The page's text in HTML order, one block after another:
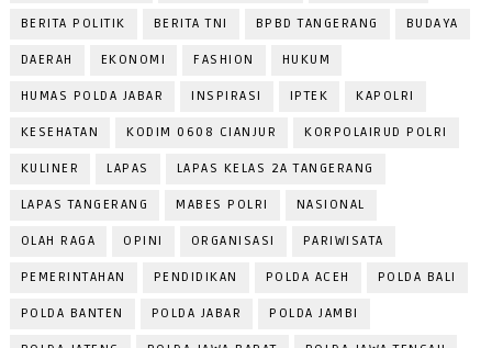
BERITA POLITIK BERITA TNI BPBD TANGERANG BUDAYA
DAERAH EKONOMI FASHION HUKUM
HUMAS POLDA JABAR INSPIRASI IPTEK KAPOLRI
KESEHATAN KODIM 0608 CIANJUR KORPOLAIRUD POLRI
KULINER LAPAS LAPAS KELAS 2A TANGERANG
LAPAS TANGERANG MABES POLRI NASIONAL
OLAH RAGA OPINI ORGANISASI PARIWISATA
PEMERINTAHAN PENDIDIKAN POLDA ACEH POLDA BALI
POLDA BANTEN POLDA JABAR POLDA JAMBI